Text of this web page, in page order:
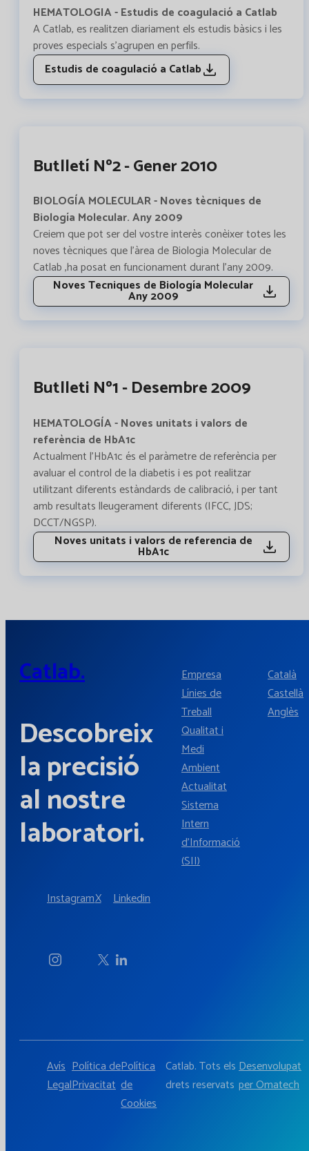
HEMATOLOGIA - Estudis de coagulació a Catlab
A Catlab, es realitzen diariament els estudis bàsics i les
proves especials s'agrupen en perfils.
Estudis de coagulació a Catlab
Butlletí Nº2 - Gener 2010
BIOLOGÍA MOLECULAR - Noves tècniques de
Biología Molecular. Any 2009
Creiem que pot ser del vostre interès conèixer totes les
noves tècniques que l’àrea de Biologia Molecular de
Catlab ,ha posat en funcionament durant l’any 2009.
Noves Tecniques de Biología Molecular
Any 2009
Butlleti Nº1 - Desembre 2009
HEMATOLOGÍA - Noves unitats i valors de
referència de HbA1c
Actualment l’HbA1c és el paràmetre de referència per
avaluar el control de la diabetis i es pot realitzar
utilitzant diferents estàndards de calibració, i per tant
amb resultats lleugerament diferents (IFCC, JDS;
DCCT/NGSP).
Noves unitats i valors de referencia de
HbA1c
Catlab.
Descobreix
la precisió
al nostre
laboratori.
InstagramX Linkedin
Empresa
Línies de
Treball
Qualitat i
Medi
Ambient
Actualitat
Sistema
Intern
d'Informació
(SII)
Català
Castellà
Anglès
Avís
Legal
Política de
Privacitat
Política
de
Cookies
Catlab. Tots els
drets reservats
Desenvolupat
per Omatech